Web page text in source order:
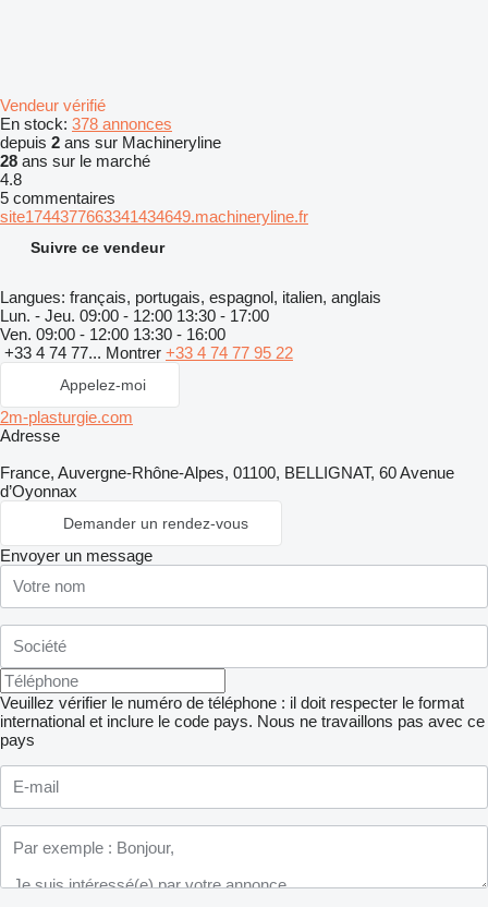
Vendeur vérifié
En stock: 378 annonces
depuis 2 ans sur Machineryline
28 ans sur le marché
4.8
5 commentaires
site1744377663341434649.machineryline.fr
Suivre ce vendeur
Langues: français, portugais, espagnol, italien, anglais
Lun. - Jeu. 09:00 - 12:00 13:30 - 17:00
Ven. 09:00 - 12:00 13:30 - 16:00
+33 4 74 77... Montrer +33 4 74 77 95 22
Appelez-moi
2m-plasturgie.com
Adresse
France, Auvergne-Rhône-Alpes, 01100, BELLIGNAT, 60 Avenue
d’Oyonnax
Demander un rendez-vous
Envoyer un message
Veuillez vérifier le numéro de téléphone : il doit respecter le format
international et inclure le code pays. Nous ne travaillons pas avec ce
pays